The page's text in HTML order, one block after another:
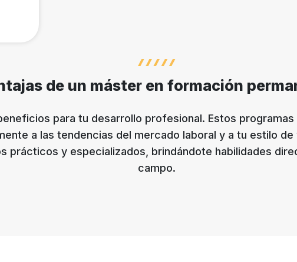
de un máster en formación
para tu desarrollo profesional. Estos programas
a las tendencias del mercado laboral y a tu estilo de
prácticos y especializados, brindándote habilidades
campo.